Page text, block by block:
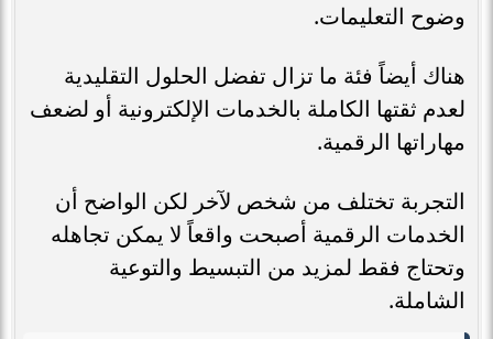
وضوح التعليمات.
هناك أيضاً فئة ما تزال تفضل الحلول التقليدية
لعدم ثقتها الكاملة بالخدمات الإلكترونية أو لضعف
مهاراتها الرقمية.
التجربة تختلف من شخص لآخر لكن الواضح أن
الخدمات الرقمية أصبحت واقعاً لا يمكن تجاهله
وتحتاج فقط لمزيد من التبسيط والتوعية
الشاملة.